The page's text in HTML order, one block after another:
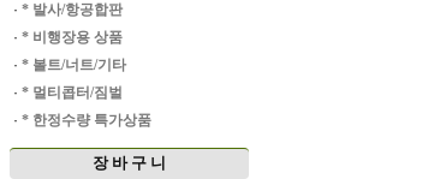
· * 발사/항공합판
· * 비행장용 상품
· * 볼트/너트/기타
· * 멀티콥터/짐벌
· * 한정수량 특가상품
장 바 구 니